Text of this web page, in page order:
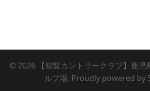
© 2026 【知覧カントリークラブ】鹿児
ルフ場. Proudly powered by